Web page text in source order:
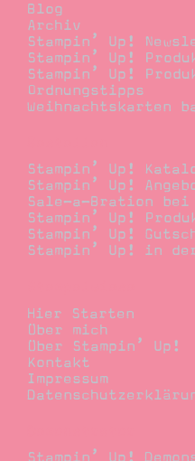
Blog
Archiv
Stampin’ Up!
Stampin’ Up!
Stampin’ Up!
Ordnungstipps
Weihnachtskarten
Stampin’ Up!
Stampin’ Up!
Sale-a-Bration bei
Stampin’ Up!
Stampin’ Up!
Stampin’ Up! in
Hier Starten
Über mich
Über Stampin’ Up!
Kontakt
Impressum
Stampin’ Up!